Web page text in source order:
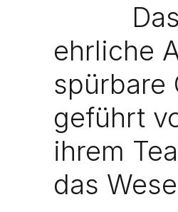
ehrliche
spürbare
geführt
ihrem
das